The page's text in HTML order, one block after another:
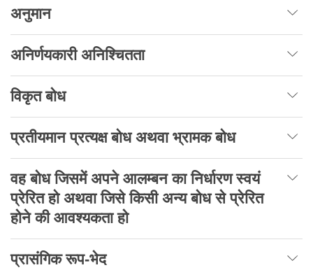
अनुमान
अनिर्णयकारी अनिश्चितता
विकृत बोध
प्रतीयमान प्रत्यक्ष बोध अथवा भ्रामक बोध
वह बोध जिसमें अपने आलम्बन का निर्धारण स्वयं
प्रेरित हो अथवा जिसे किसी अन्य बोध से प्रेरित
होने की आवश्यकता हो
प्रासंगिक रूप-भेद